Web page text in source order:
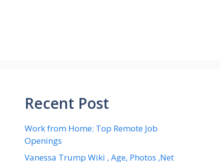
Recent Post
Work from Home: Top Remote Job
Openings
Vanessa Trump Wiki , Age, Photos ,Net